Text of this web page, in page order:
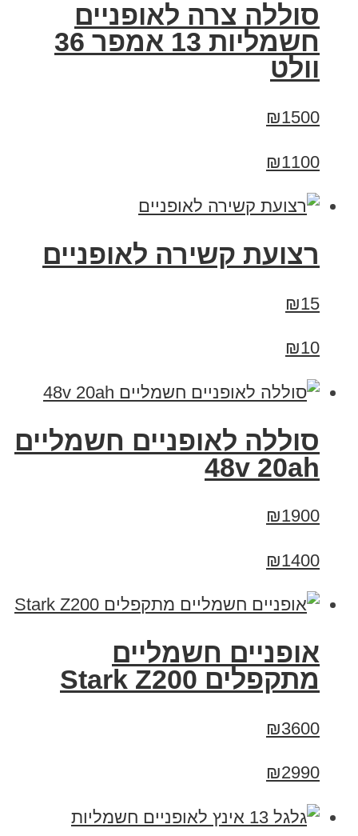
סוללה צרה לאופניים
חשמליות 13 אמפר 36
וולט
₪1500
₪1100
רצועת קשירה לאופניים
₪15
₪10
סוללה לאופניים חשמליים
48v 20ah
₪1900
₪1400
‏אופניים חשמליים
‏מתקפלים Stark Z200
₪3600
₪2990